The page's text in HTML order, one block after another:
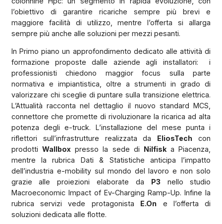
l’obiettivo di garantire ricariche sempre più brevi e
maggiore facilità di utilizzo, mentre l’offerta si allarga
sempre più anche alle soluzioni per mezzi pesanti.
In Primo piano un approfondimento dedicato alle attività di
formazione proposte dalle aziende agli installatori:
i
professionisti chiedono maggior focus sulla parte
normativa e impiantistica, oltre a strumenti in grado di
valorizzare chi sceglie di puntare sulla transizione elettrica.
L’Attualità racconta nel dettaglio il nuovo standard MCS,
connettore che promette di rivoluzionare la ricarica ad alta
potenza degli e-truck. L’installazione del mese punta i
riflettori sull’infrastrutture realizzata da EliosTech con
prodotti Wallboxpresso la sede di Nilfisk a Piacenza,
mentre la rubrica Dati & Statistiche anticipa l’impatto
dell’industria e-mobility sul mondo del lavoro e non solo
grazie alle proiezioni elaborate da P3 nello studio
Macroeconomic Impact of Ev-Charging Ramp-Up. Infine la
rubrica servizi vede protagonista E.On e l’offerta di
soluzioni dedicata alle flotte.